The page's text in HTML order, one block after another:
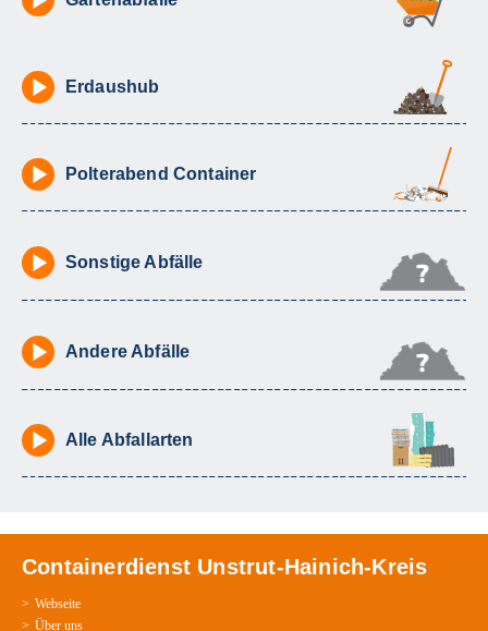
Erdaushub
Polterabend Container
Sonstige Abfälle
Andere Abfälle
Alle Abfallarten
Containerdienst Unstrut-Hainich-Kreis
Webseite
Über uns